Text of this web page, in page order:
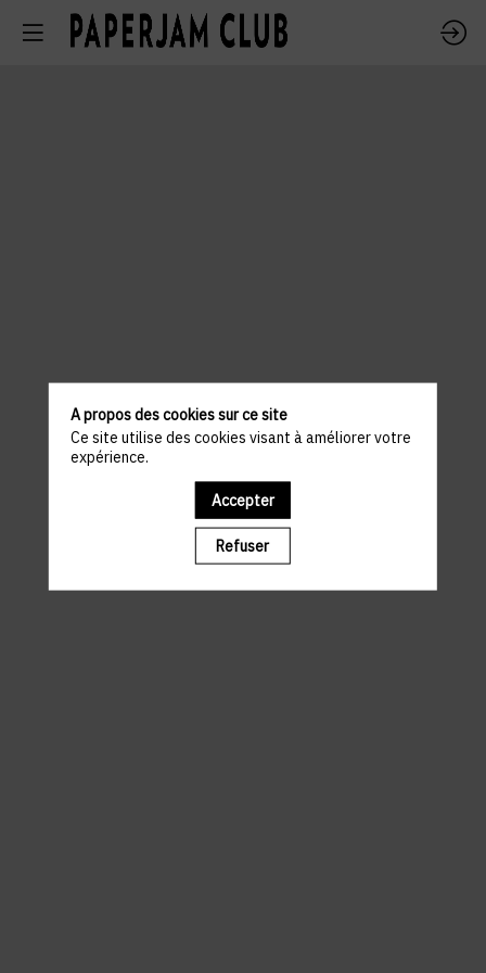
Il manque du contenu : rafraichissez votre navigateur
A propos des cookies sur ce site
Ce site utilise des cookies visant à améliorer votre
expérience.
Accepter
Refuser